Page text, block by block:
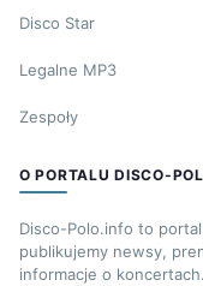
Disco Star
Legalne MP3
Zespoły
O PORTALU DISCO-
Disco-Polo.info to
publikujemy newsy,
informacje o koncertach.